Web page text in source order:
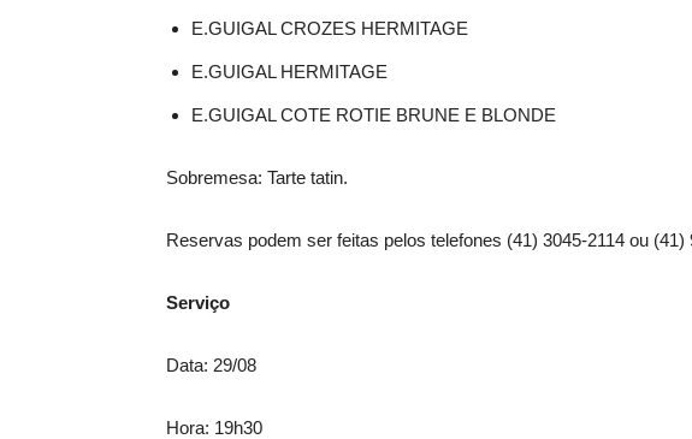
E.GUIGAL CROZES HERMITAGE
E.GUIGAL HERMITAGE
E.GUIGAL COTE ROTIE BRUNE E BLONDE
Sobremesa: Tarte tatin.
Reservas podem ser feitas pelos telefones (41) 3045-2114 ou
Serviço
Data: 29/08
Hora: 19h30